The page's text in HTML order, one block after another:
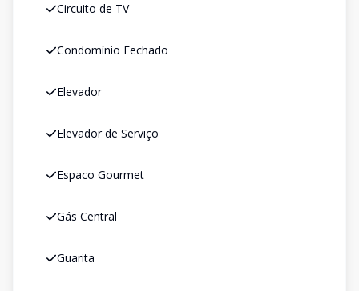
Circuito de TV
Condomínio Fechado
Elevador
Elevador de Serviço
Espaco Gourmet
Gás Central
Guarita